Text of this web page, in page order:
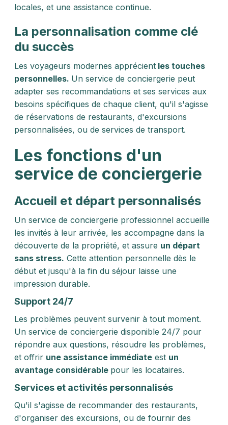
locales, et une assistance continue.
La personnalisation comme clé
du succès
Les voyageurs modernes apprécient les touches
personnelles. Un service de conciergerie peut
adapter ses recommandations et ses services aux
besoins spécifiques de chaque client, qu'il s'agisse
de réservations de restaurants, d'excursions
personnalisées, ou de services de transport.
Les fonctions d'un
service de conciergerie
Accueil et départ personnalisés
Un service de conciergerie professionnel accueille
les invités à leur arrivée, les accompagne dans la
découverte de la propriété, et assure un départ
sans stress. Cette attention personnelle dès le
début et jusqu'à la fin du séjour laisse une
impression durable.
Support 24/7
Les problèmes peuvent survenir à tout moment.
Un service de conciergerie disponible 24/7 pour
répondre aux questions, résoudre les problèmes,
et offrir une assistance immédiate est un
avantage considérable pour les locataires.
Services et activités personnalisés
Qu'il s'agisse de recommander des restaurants,
d'organiser des excursions, ou de fournir des